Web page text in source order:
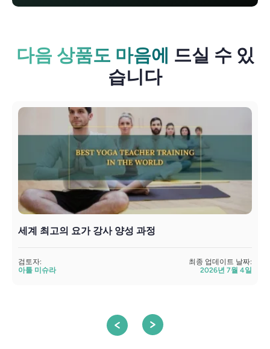
다음 상품도 마음에 드실 수 있
습니다
세계 최고의 요가 강사 양성 과정
검토자:
아툴 미슈라
최종 업데이트 날짜:
2026년 7월 4일